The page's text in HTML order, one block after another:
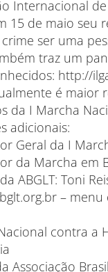
Internacional de
15 de maio seu
ser uma
traz um
http://
é maior
da I Marcha
adicionais:
Geral da I
da Marcha em
ABGLT: Toni
–
contra a
Associação